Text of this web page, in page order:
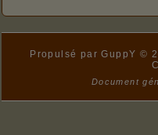
Propulsé par GuppY ©
Document